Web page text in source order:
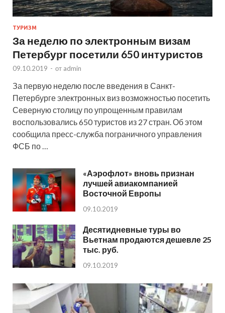
ТУРИЗМ
За неделю по электронным визам
Петербург посетили 650 интуристов
09.10.2019 - от admin
За первую неделю после введения в Санкт-
Петербурге электронных виз возможностью посетить
Северную столицу по упрощенным правилам
воспользовались 650 туристов из 27 стран. Об этом
сообщила пресс-служба пограничного управления
ФСБ по …
«Аэрофлот» вновь признан
лучшей авиакомпанией
Восточной Европы
09.10.2019
Десятидневные туры во
Вьетнам продаются дешевле 25
тыс. руб.
09.10.2019